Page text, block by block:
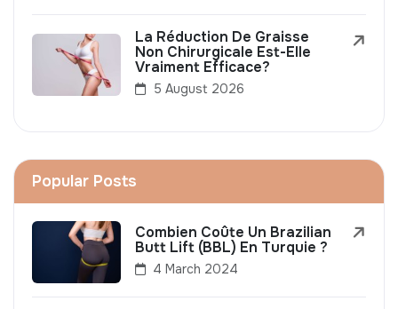
La Réduction De Graisse
Non Chirurgicale Est-Elle
Vraiment Efficace?
5 August 2026
Popular Posts
Combien Coûte Un Brazilian
Butt Lift (BBL) En Turquie ?
4 March 2024